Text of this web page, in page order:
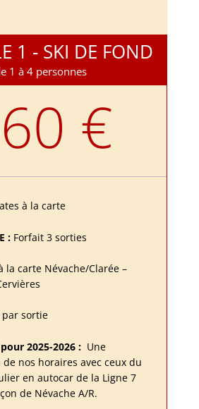
1 - SKI DE FOND
1 à 4 personnes
€
à la carte
:Forfait 3 sorties
la carte Névache/Clarée –
sortie
pour 2025-2026 :Une
nos horaires avec ceux du
en autocar de la Ligne 7
de Névache A/R.